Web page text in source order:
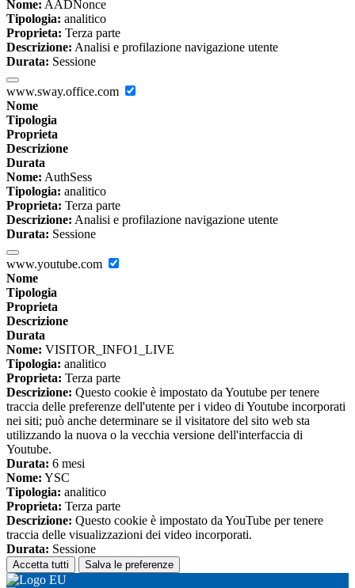
Nome: AADNonce
Tipologia: analitico
Proprieta: Terza parte
Descrizione: Analisi e profilazione navigazione utente
Durata: Sessione
www.sway.office.com
Nome
Tipologia
Proprieta
Descrizione
Durata
Nome: AuthSess
Tipologia: analitico
Proprieta: Terza parte
Descrizione: Analisi e profilazione navigazione utente
Durata: Sessione
www.youtube.com
Nome
Tipologia
Proprieta
Descrizione
Durata
Nome: VISITOR_INFO1_LIVE
Tipologia: analitico
Proprieta: Terza parte
Descrizione: Questo cookie è impostato da Youtube per tenere
traccia delle preferenze dell'utente per i video di Youtube incorporati
nei siti; può anche determinare se il visitatore del sito web sta
utilizzando la nuova o la vecchia versione dell'interfaccia di
Youtube.
Durata: 6 mesi
Nome: YSC
Tipologia: analitico
Proprieta: Terza parte
Descrizione: Questo cookie è impostato da YouTube per tenere
traccia delle visualizzazioni dei video incorporati.
Durata: Sessione
Accetta tutti Salva le preferenze